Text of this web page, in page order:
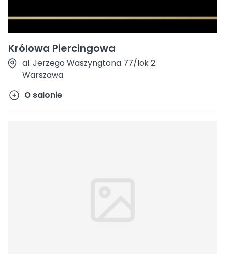
Królowa Piercingowa
al. Jerzego Waszyngtona 77/lok 2
Warszawa
O salonie